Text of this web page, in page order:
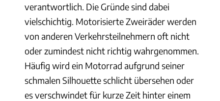
verantwortlich. Die Gründe sind dabei
vielschichtig. Motorisierte Zweiräder werden
von anderen Verkehrsteilnehmern oft nicht
oder zumindest nicht richtig wahrgenommen.
Häufig wird ein Motorrad aufgrund seiner
schmalen Silhouette schlicht übersehen oder
es verschwindet für kurze Zeit hinter einem